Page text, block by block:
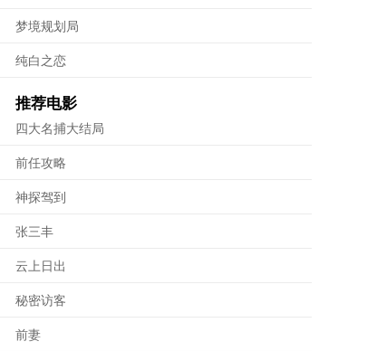
梦境规划局
纯白之恋
推荐电影
四大名捕大结局
前任攻略
神探驾到
张三丰
云上日出
秘密访客
前妻